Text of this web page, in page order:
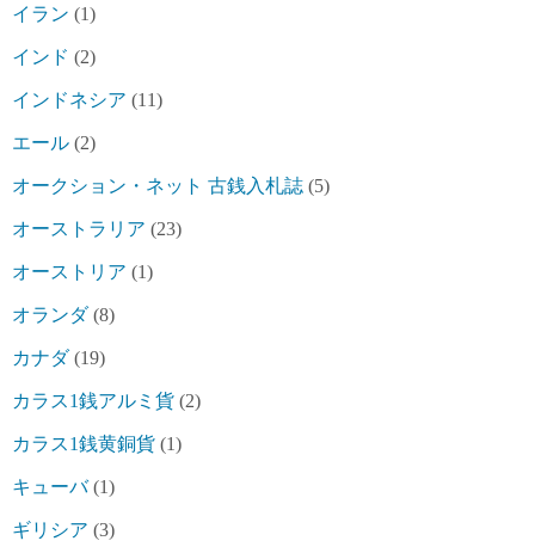
イラン (1)
インド (2)
インドネシア (11)
エール (2)
オークション・ネット 古銭入札誌 (5)
オーストラリア (23)
オーストリア (1)
オランダ(8)
カナダ(19)
カラス1銭アルミ貨 (2)
カラス1銭黄銅貨 (1)
キューバ(1)
ギリシア (3)